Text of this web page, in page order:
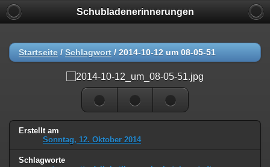
Schubladenerinnerungen
Startseite / Schlagwort / 2014-10-12 um 08-05-51
Erstellt am
Sonntag, 12. Oktober 2014
Schlagworte